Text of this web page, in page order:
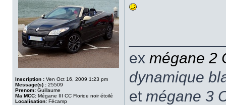
Inscription : Ven Oct 16, 2009 1:23 pm
Message(s) : 25509
Prenom: Guillaume
Ma MCC: Mégane III CC Floride noir étoilé
Localisation: Fécamp
ex mégane 2
dynamique
et mégane 3